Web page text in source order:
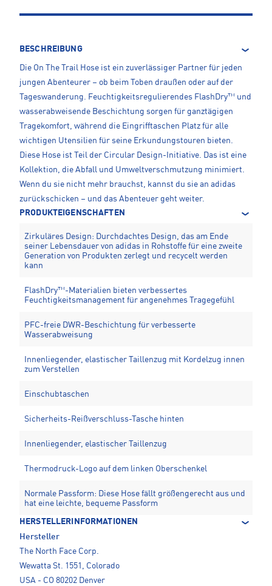
BESCHREIBUNG
Die On The Trail Hose ist ein zuverlässiger Partner für jeden
jungen Abenteurer – ob beim Toben draußen oder auf der
Tageswanderung. Feuchtigkeitsregulierendes FlashDry™ und
wasserabweisende Beschichtung sorgen für ganztägigen
Tragekomfort, während die Eingrifftaschen Platz für alle
wichtigen Utensilien für seine Erkundungstouren bieten.
Diese Hose ist Teil der Circular Design-Initiative. Das ist eine
Kollektion, die Abfall und Umweltverschmutzung minimiert.
Wenn du sie nicht mehr brauchst, kannst du sie an adidas
zurückschicken – und das Abenteuer geht weiter.
PRODUKTEIGENSCHAFTEN
Zirkuläres Design: Durchdachtes Design, das am Ende
seiner Lebensdauer von adidas in Rohstoffe für eine zweite
Generation von Produkten zerlegt und recycelt werden
kann
FlashDry™-Materialien bieten verbessertes
Feuchtigkeitsmanagement für angenehmes Tragegefühl
PFC-freie DWR-Beschichtung für verbesserte
Wasserabweisung
Innenliegender, elastischer Taillenzug mit Kordelzug innen
zum Verstellen
Einschubtaschen
Sicherheits-Reißverschluss-Tasche hinten
Innenliegender, elastischer Taillenzug
Thermodruck-Logo auf dem linken Oberschenkel
Normale Passform: Diese Hose fällt größengerecht aus und
hat eine leichte, bequeme Passform
HERSTELLERINFORMATIONEN
Hersteller
The North Face Corp.
Wewatta St. 1551, Colorado
USA - CO 80202 Denver